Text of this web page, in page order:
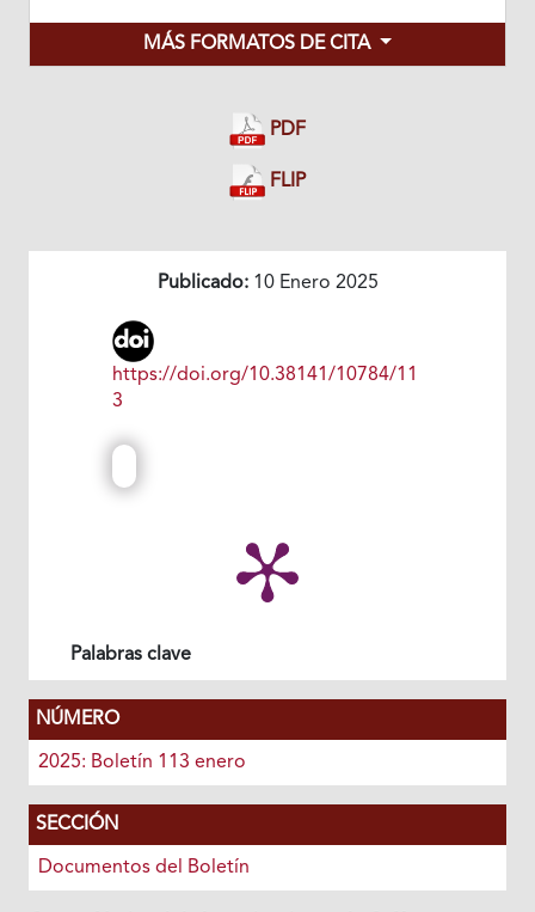
MÁS FORMATOS DE CITA
PDF
FLIP
Publicado:10 Enero 2025
https://doi.org/10.38141/10784/11
3
Palabras clave
NÚMERO
2025: Boletín 113 enero
SECCIÓN
Documentos del Boletín